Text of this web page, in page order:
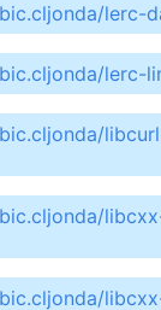
lerc-
lerc-